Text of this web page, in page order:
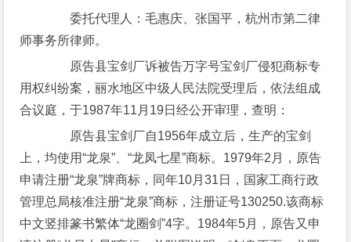
委托代理人：毛惠庆、张国平，杭州市第二律
师事务所律师。
原告县宝剑厂诉被告万字号宝剑厂侵犯商标专
用权纠纷案，丽水地区中级人民法院受理后，依法组成
合议庭，于1987年11月19日经公开审理，查明：
原告县宝剑厂自1956年成立后，生产的宝剑
上，均使用“龙泉”、“龙凤七星”商标。1979年2月，原告
申请注册“龙泉”牌商标，同年10月31日，国家工商行政
管理总局核准注册“龙泉”商标，注册证号130250.该商标
中文竖排篆书繁体“龙圈剑”4字。1984年5月，原告又申